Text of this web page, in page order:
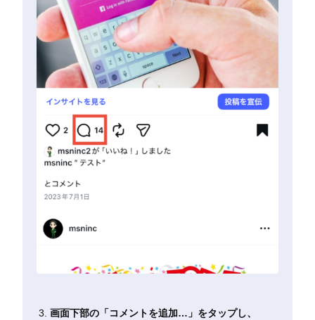
画面下部の「コメントを追加…」をタップし、